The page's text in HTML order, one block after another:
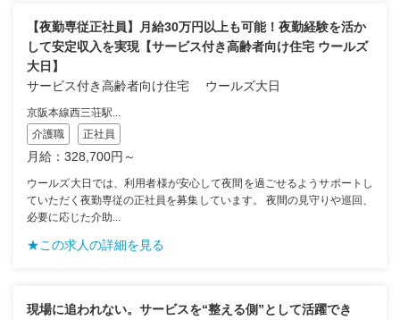
【夜勤専従正社員】月給30万円以上も可能！夜勤経験を活か
して安定収入を実現【サービス付き高齢者向け住宅 ウールズ
大日】
サービス付き高齢者向け住宅 ウールズ大日
京阪本線西三荘駅...
介護職
正社員
月給：328,700円～
ウールズ大日では、利用者様が安心して夜間を過ごせるようサポートし
ていただく夜勤専従の正社員を募集しています。 夜間の見守りや巡回、
必要に応じた介助...
★この求人の詳細を見る
現場に追われない。サービスを“整える側”として活躍でき